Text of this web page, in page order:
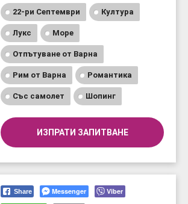
22-ри Септември Култура
Лукс Море
Отпътуване от Варна
Рим от Варна Романтика
Със самолет Шопинг
ИЗПРАТИ ЗАПИТВАНЕ
Share Messenger
Viber